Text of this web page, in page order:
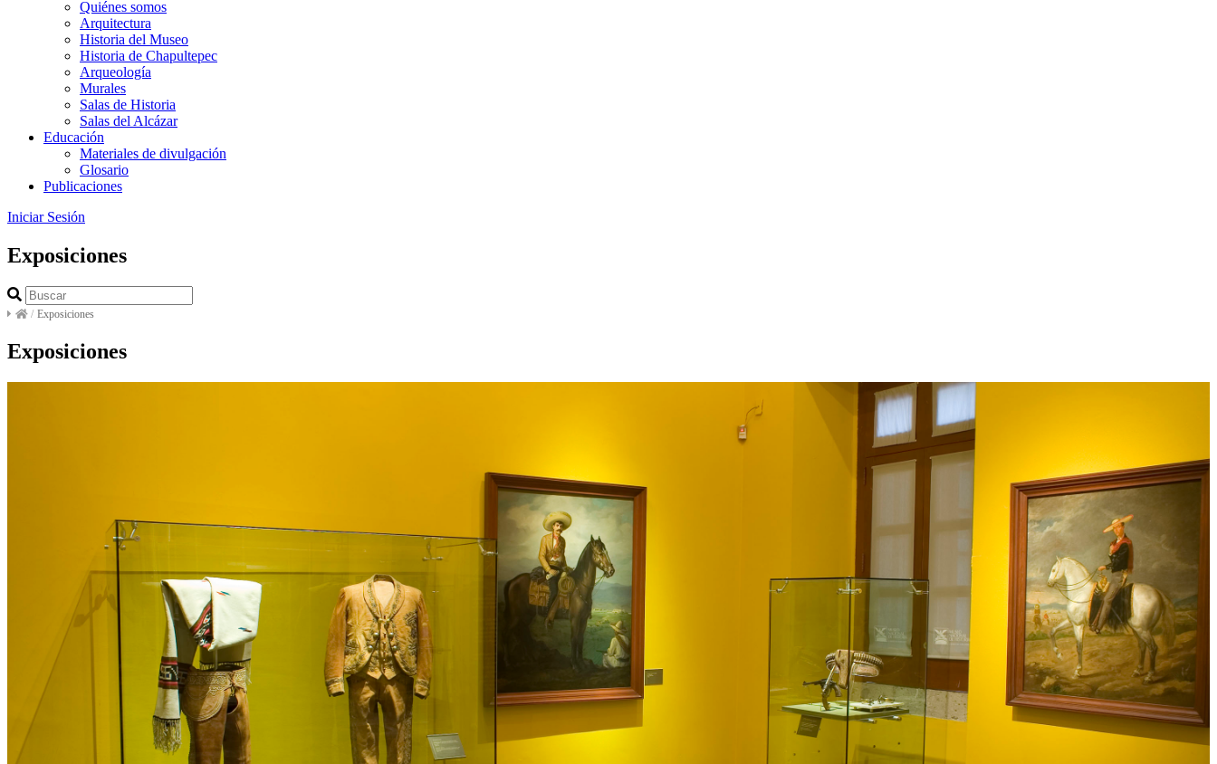
Quiénes somos
Arquitectura
Historia del Museo
Historia de Chapultepec
Arqueología
Murales
Salas de Historia
Salas del Alcázar
Educación
Materiales de divulgación
Glosario
Publicaciones
Iniciar Sesión
Exposiciones
/ Exposiciones
Exposiciones